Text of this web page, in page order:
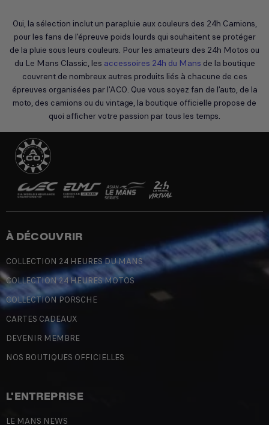
Oui, la sélection inclut un parapluie aux couleurs des 24h Camions,
pour les fans de l'épreuve poids lourds qui souhaitent se protéger
de la pluie sous leurs couleurs. Pour les amateurs des 24h Motos ou
du Le Mans Classic, les accessoires 24h du Mans de la boutique
couvrent de nombreux autres produits liés à chacune de ces
épreuves organisées par l'ACO. Que vous soyez fan de l'auto, de la
moto, des camions ou du vintage, la boutique officielle propose de
quoi afficher votre passion par tous les temps.
À DÉCOUVRIR
COLLECTION 24 HEURES DU MANS
COLLECTION 24 HEURES MOTOS
COLLECTION PORSCHE
CARTES CADEAUX
DEVENIR MEMBRE
NOS BOUTIQUES OFFICIELLES
L'ENTREPRISE
LE MANS NEWS